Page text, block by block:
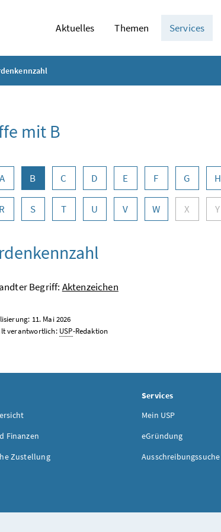
Aktuelles Themen Services
mit B
A B C D E F G H
R S T U V W X Y
Begriff: Aktenzeichen
11. Mai 2026
verantwortlich: USP-Redaktion
Finanzen
Zustellung
Services
Mein USP
eGründung
Ausschreibungssuche